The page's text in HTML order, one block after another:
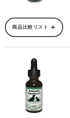
商品比較リスト